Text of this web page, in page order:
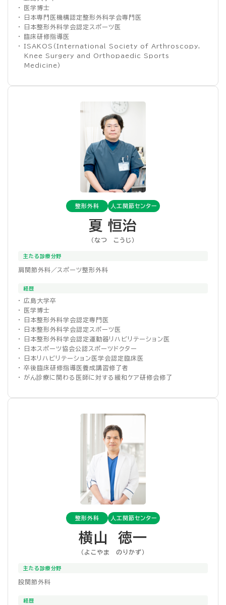
・ 医学博士
・ 日本専門医機構認定整形外科学会専門医
・ 日本整形外科学会認定スポーツ医
・ 臨床研修指導医
・ ISAKOS(International Society of Arthroscopy,
Knee Surgery and Orthopaedic Sports
Medicine)
整形外科 人工関節センター
夏 恒治
（なつ こうじ）
主たる診療分野
肩関節外科／スポーツ整形外科
経歴
・ 広島大学卒
・ 医学博士
・ 日本整形外科学会認定専門医
・ 日本整形外科学会認定スポーツ医
・ 日本整形外科学会認定運動器リハビリテーション医
・ 日本スポーツ協会公認スポーツドクター
・ 日本リハビリテーション医学会認定臨床医
・ 卒後臨床研修指導医養成講習修了者
・ がん診療に関わる医師に対する緩和ケア研修会修了
整形外科 人工関節センター
横山 徳一
（よこやま のりかず）
主たる診療分野
股関節外科
経歴